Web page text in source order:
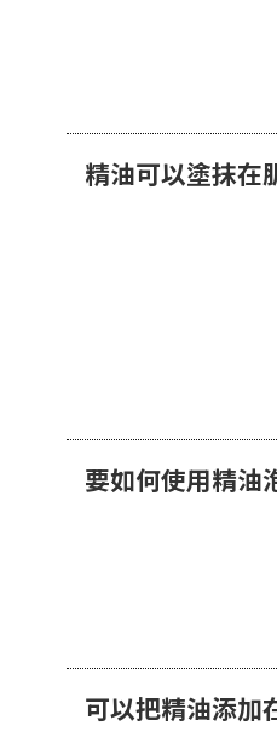
精油可以塗抹在
要如何使用精油
可以把精油添加